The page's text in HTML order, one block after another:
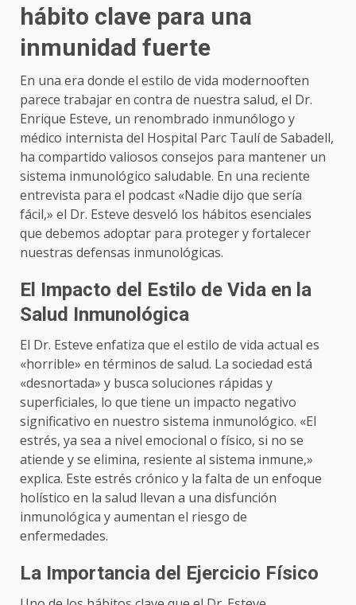
hábito clave para una
inmunidad fuerte
En una era donde el estilo de vida modernooften
parece trabajar en contra de nuestra salud, el Dr.
Enrique Esteve, un renombrado inmunólogo y
médico internista del Hospital Parc Taulí de Sabadell,
ha compartido valiosos consejos para mantener un
sistema inmunológico saludable. En una reciente
entrevista para el podcast «Nadie dijo que sería
fácil,» el Dr. Esteve desveló los hábitos esenciales
que debemos adoptar para proteger y fortalecer
nuestras defensas inmunológicas.
El Impacto del Estilo de Vida en la
Salud Inmunológica
El Dr. Esteve enfatiza que el estilo de vida actual es
«horrible» en términos de salud. La sociedad está
«desnortada» y busca soluciones rápidas y
superficiales, lo que tiene un impacto negativo
significativo en nuestro sistema inmunológico. «El
estrés, ya sea a nivel emocional o físico, si no se
atiende y se elimina, resiente al sistema inmune,»
explica. Este estrés crónico y la falta de un enfoque
holístico en la salud llevan a una disfunción
inmunológica y aumentan el riesgo de
enfermedades.
La Importancia del Ejercicio Físico